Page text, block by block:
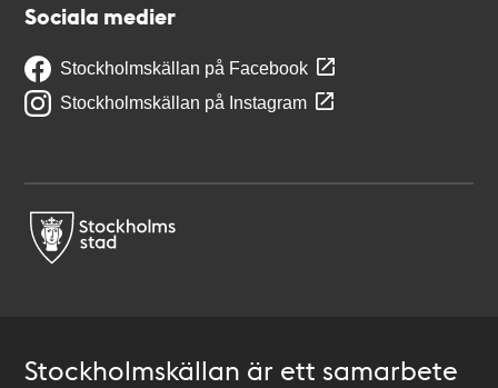
Sociala medier
Stockholmskällan på Facebook
Stockholmskällan på Instagram
Stockholmskällan är ett samarbete